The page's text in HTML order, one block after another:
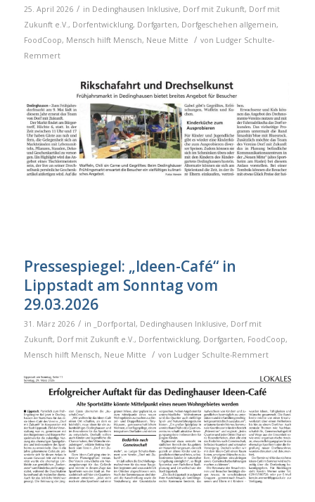
25. April 2026 / in Dedinghausen Inklusive, Dorf mit Zukunft, Dorf mit
Zukunft e.V. , Dorfentwicklung, Dorfgarten, Dorfgeschehen allgemein,
FoodCoop, Mensch hilft Mensch, Neue Mitte / von Ludger Schulte-
Remmert
Pressespiegel: „Ideen-Café“ in
Lippstadt am Sonntag vom
29.03.2026
31. März 2026 / in _Dorfportal, Dedinghausen Inklusive, Dorf mit
Zukunft, Dorf mit Zukunft e.V., Dorfentwicklung, Dorfgarten, FoodCoop,
Mensch hilft Mensch, Neue Mitte / von Ludger Schulte-Remmert